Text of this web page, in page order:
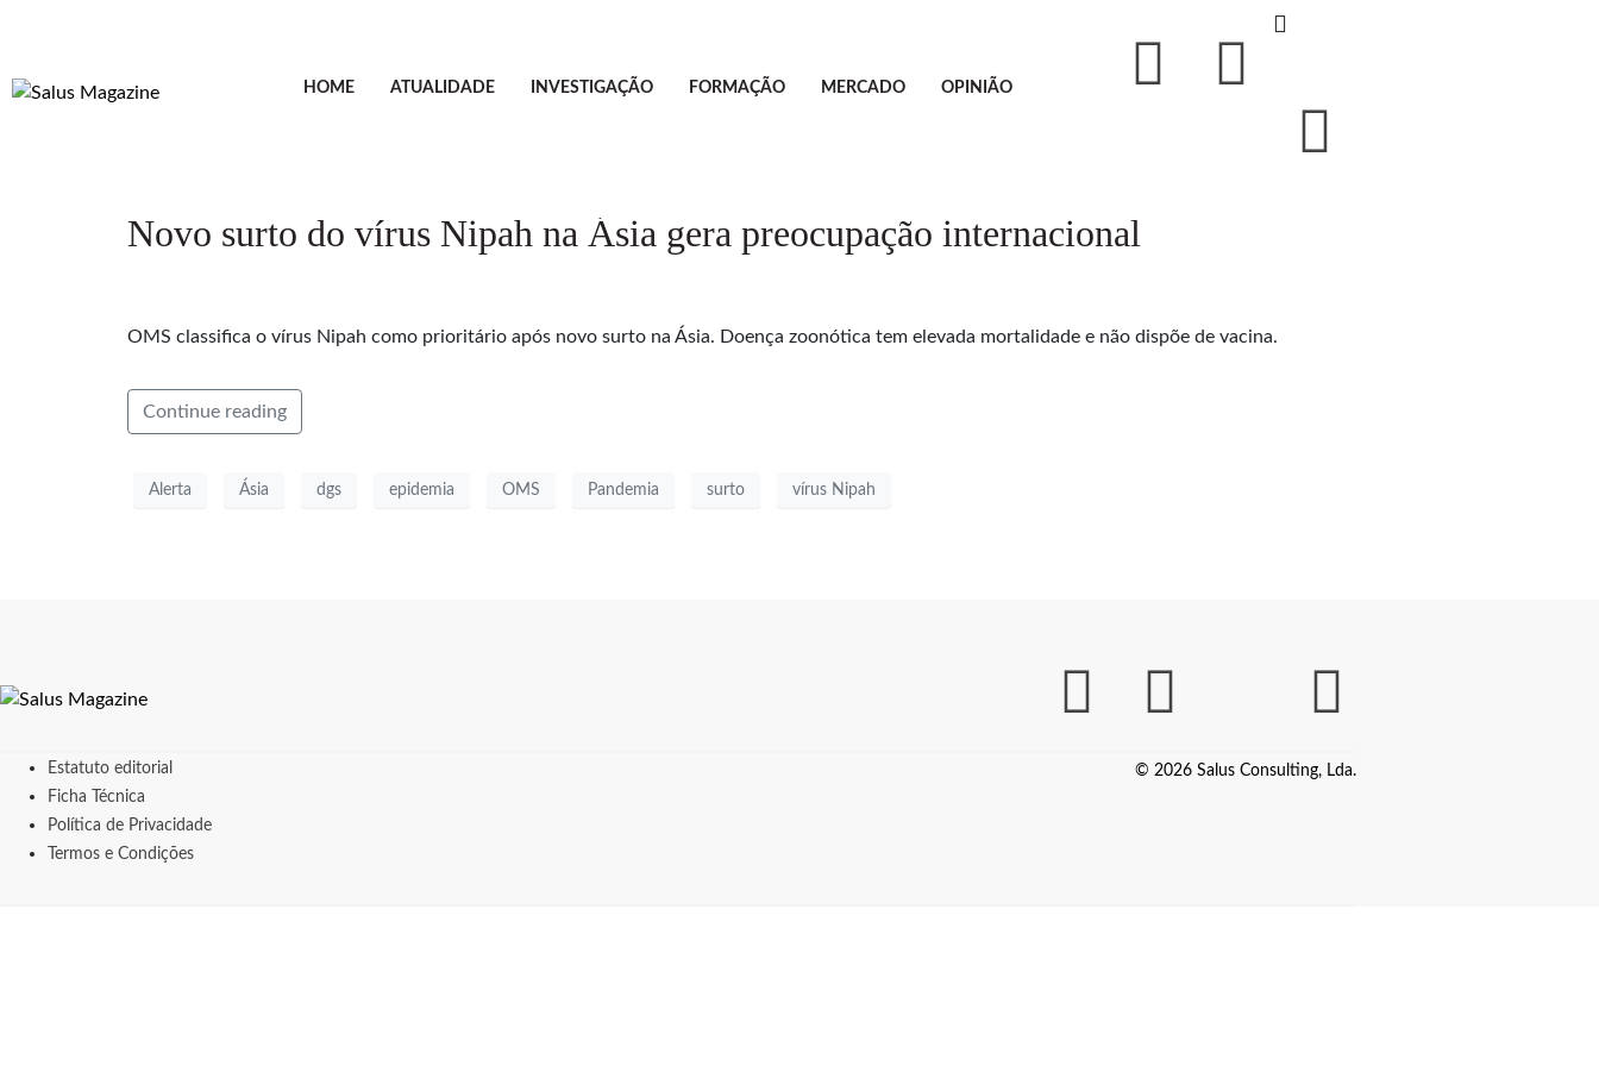
HOME ATUALIDADE INVESTIGAÇÃO FORMAÇÃO MERCADO OPINIÃO
Novo surto do vírus Nipah na Ásia gera preocupação internacional
OMS classifica o vírus Nipah como prioritário após novo surto na Ásia. Doença zoonótica tem elevada mortalidade e não dispõe de vacina.
Continue reading
Alerta Ásia dgs epidemia OMS Pandemia surto vírus Nipah
Estatuto editorial
Ficha Técnica
Política de Privacidade
Termos e Condições
© 2026 Salus Consulting, Lda.